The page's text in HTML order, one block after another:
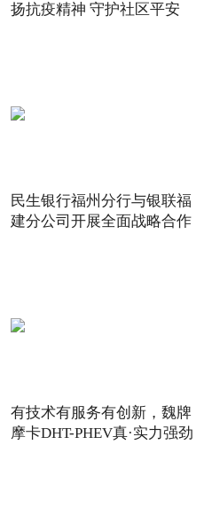
扬抗疫精神 守护社区平安
民生银行福州分行与银联福
建分公司开展全面战略合作
有技术有服务有创新，魏牌
摩卡DHT-PHEV真·实力强劲